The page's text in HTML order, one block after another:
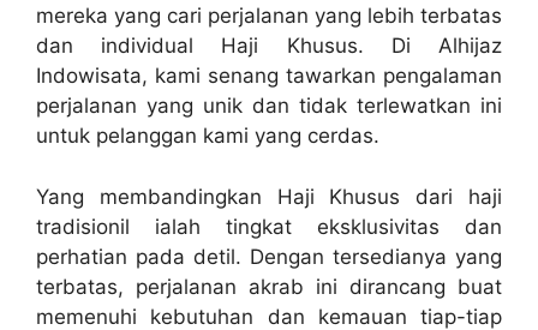
mereka yang cari perjalanan yang lebih terbatas
dan individual Haji Khusus. Di Alhijaz
Indowisata, kami senang tawarkan pengalaman
perjalanan yang unik dan tidak terlewatkan ini
untuk pelanggan kami yang cerdas.
Yang membandingkan Haji Khusus dari haji
tradisionil ialah tingkat eksklusivitas dan
perhatian pada detil. Dengan tersedianya yang
terbatas, perjalanan akrab ini dirancang buat
memenuhi kebutuhan dan kemauan tiap-tiap